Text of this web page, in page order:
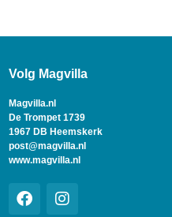
Volg Magvilla
Magvilla.nl
De Trompet 1739
1967 DB Heemskerk
post@magvilla.nl
www.magvilla.nl